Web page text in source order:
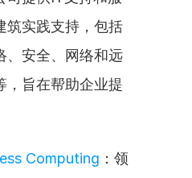
筑实践支持，包括
、安全、网络和远
，旨在帮助企业提
Computing ：领